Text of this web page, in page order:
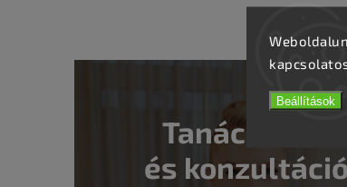
Beállítások
Tanácsadás
és konzultáció